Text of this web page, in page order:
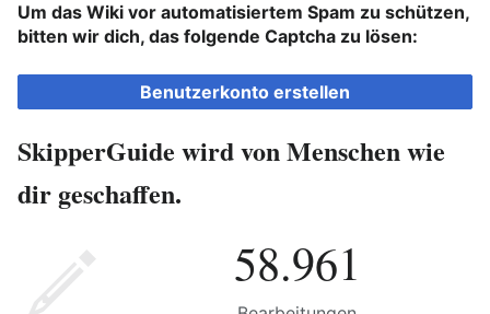
Um das Wiki vor automatisiertem Spam zu schützen,
bitten wir dich, das folgende Captcha zu lösen:
Benutzerkonto erstellen
SkipperGuide wird von Menschen wie
dir geschaffen.
58.961